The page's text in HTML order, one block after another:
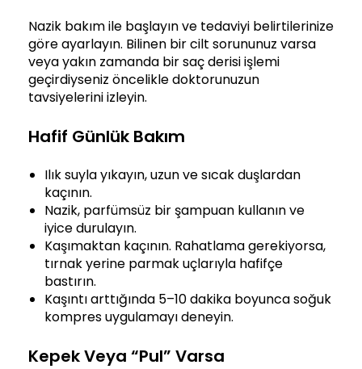
Nazik bakım ile başlayın ve tedaviyi belirtilerinize
göre ayarlayın. Bilinen bir cilt sorununuz varsa
veya yakın zamanda bir saç derisi işlemi
geçirdiyseniz öncelikle doktorunuzun
tavsiyelerini izleyin.
Hafif Günlük Bakım
Ilık suyla yıkayın, uzun ve sıcak duşlardan
kaçının.
Nazik, parfümsüz bir şampuan kullanın ve
iyice durulayın.
Kaşımaktan kaçının. Rahatlama gerekiyorsa,
tırnak yerine parmak uçlarıyla hafifçe
bastırın.
Kaşıntı arttığında 5–10 dakika boyunca soğuk
kompres uygulamayı deneyin.
Kepek Veya “Pul” Varsa